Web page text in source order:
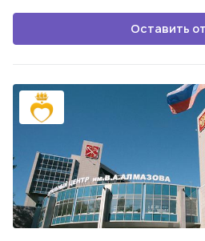
Оставить